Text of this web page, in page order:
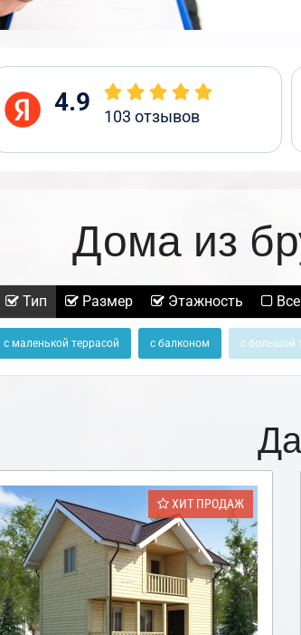
4.9 103 отзывов
Дома из
Тип Размер Этажность Все
с маленькой террасой с балконом с большой
ХИТ ПРОДАЖ